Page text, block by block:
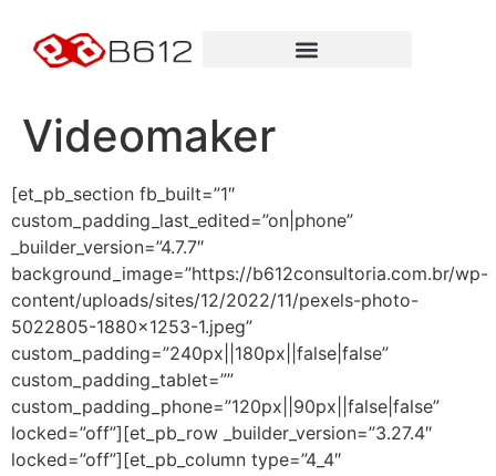
Videomaker
[et_pb_section fb_built=”1″
custom_padding_last_edited=”on|phone”
_builder_version=”4.7.7″
background_image=”https://b612consultoria.com.br/wp-
content/uploads/sites/12/2022/11/pexels-photo-
5022805-1880×1253-1.jpeg”
custom_padding=”240px||180px||false|false”
custom_padding_tablet=””
custom_padding_phone=”120px||90px||false|false”
locked=”off”][et_pb_row _builder_version=”3.27.4″
locked=”off”][et_pb_column type=”4_4″